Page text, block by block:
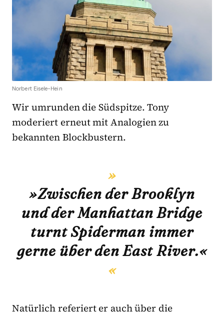
Norbert Eisele-Hein
Wir umrunden die Südspitze. Tony
moderiert erneut mit Analogien zu
bekannten Blockbustern.
»Zwischen der Brooklyn
und der Manhattan Bridge
turnt Spiderman immer
gerne über den East River.«
Natürlich referiert er auch über die